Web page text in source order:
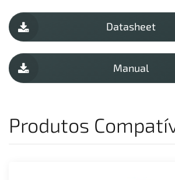
Datasheet
Manual
Produtos